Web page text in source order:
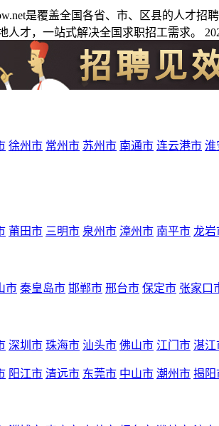
是覆盖全国各省、市、区县的人才
人才，一站式解决全国求职招工需求。
徐州市 常州市 苏州市 南通市 连云港市 淮
莆田市 三明市 泉州市 漳州市 南平市 龙岩
市 秦皇岛市 邯郸市 邢台市 保定市 张家口
深圳市 珠海市 汕头市 佛山市 江门市 湛江
阳江市 清远市 东莞市 中山市 潮州市 揭阳